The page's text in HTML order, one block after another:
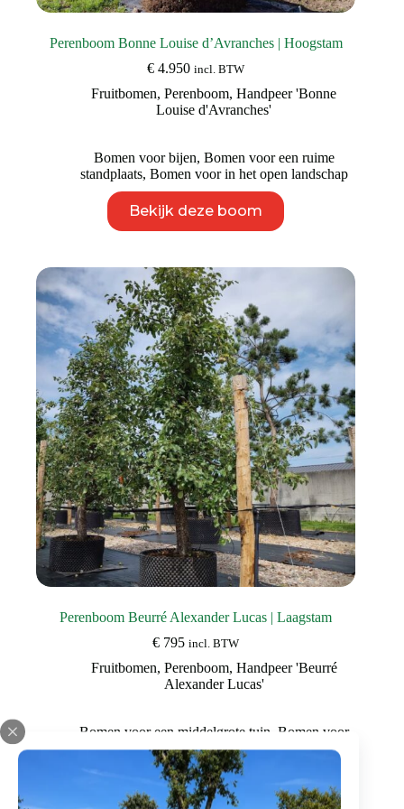
Perenboom Bonne Louise d’Avranches | Hoogstam
€ 4.950 incl. BTW
Fruitbomen,Perenboom,Handpeer 'Bonne
Louise d'Avranches'
Bomen voor bijen, Bomen voor een ruime
standplaats, Bomen voor in het open landschap
Bekijk deze boom
product
heeft
Deze
optie
kan
gekozen
worden
op
de
productpagina
Perenboom Beurré Alexander Lucas | Laagstam
€ 795 incl. BTW
Fruitbomen, Perenboom, Handpeer 'Beurré
Alexander Lucas'
Bomen voor een middelgrote tuin Bomen voor
in bakken,Bomen voor bijen,Bomen voor in
kleine ruimtes
Bekijk deze boom
Dit
product